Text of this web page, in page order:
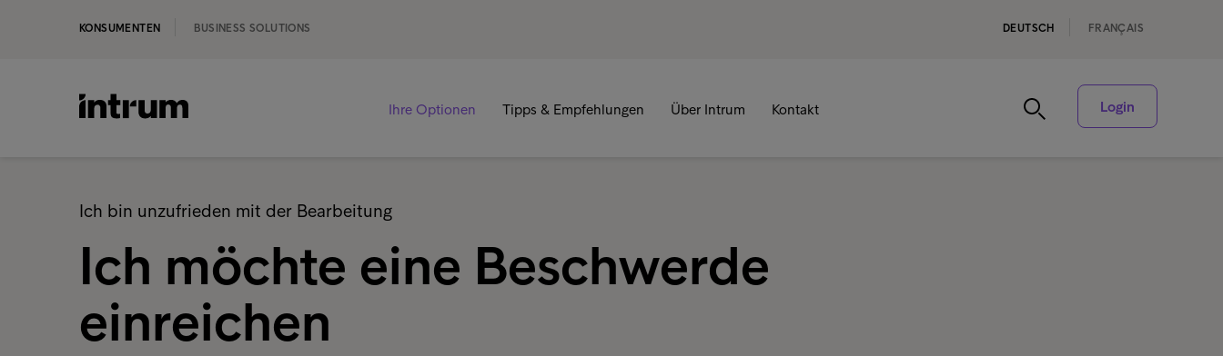
KONSUMENTEN BUSINESS SOLUTIONS DEUTSCH FRANÇAIS
Ihre Optionen Tipps & Empfehlungen Über Intrum Kontakt Login
Ich bin unzufrieden mit der Bearbeitung
Ich möchte eine Beschwerde
einreichen